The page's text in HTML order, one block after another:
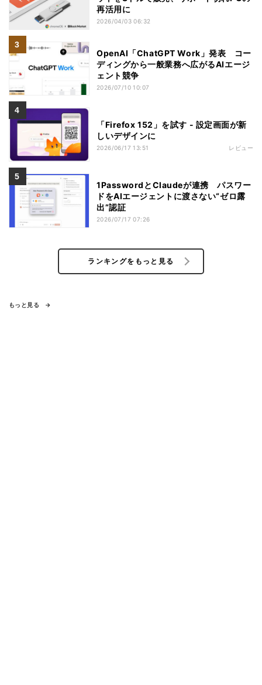
再活用に
2026/04/03 06:32
OpenAI「ChatGPT Work」発表 コー
ディングから一般業務へ広がるAIエージ
ェント競争
2026/07/10 10:07
「Firefox 152」を試す - 設定画面が新
しいデザインに
2026/06/17 13:51 レビュー
1PasswordとClaudeが連携 パスワー
ドをAIエージェントに渡さない“ゼロ露
出”認証
2026/07/17 07:26
ランキングをもっと見る
もっと見る